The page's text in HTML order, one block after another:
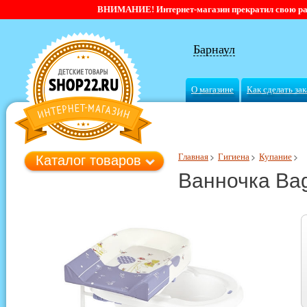
ВНИМАНИЕ! Интернет-магазин прекратил свою
Барнаул
О магазине Как сделать
Главная Гигиена Купание
Ванночка
Каталог товаров